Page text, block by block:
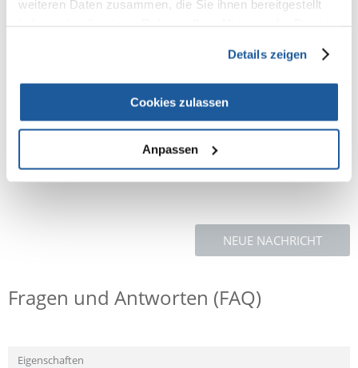
weiteren Daten zusammen, die Sie ihnen bereitgestellt
Details zeigen
Cookies zulassen
Anpassen
% als halbfeuchtes Ergänzungsfuttermittel hergestellt, haben daher eine
Frisches Geflügel (20 %), Kartoffelstärke, Kartoffeln (getrocknet),
Kartoffelprotein, Erbsen (getrocknet), Mango (getrocknet, 4 %),
Dicalciumphosphat.
NEUE NACHRICHT
Fragen und Antworten (FAQ)
Eigenschaften